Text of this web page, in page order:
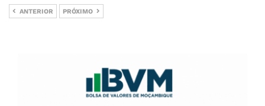
ANTERIOR PRÓXIMO